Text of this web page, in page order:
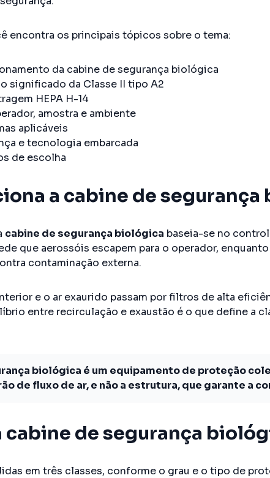
encontra os principais tópicos sobre o tema:
da cabine de segurança biológica
significado da Classe II tipo A2
HEPA H-14
amostra e ambiente
aplicáveis
e tecnologia embarcada
de escolha
a cabine de
cabine de segurança biológica baseia-se no
que aerossóis escapem para o operador,
contaminação externa.
e o ar exaurido passam por filtros de alta
entre recirculação e exaustão é o que define a
biológica é um equipamento de proteção
de fluxo de ar, e não a estrutura, que garante a
cabine de segurança
em três classes, conforme o grau e o tipo de